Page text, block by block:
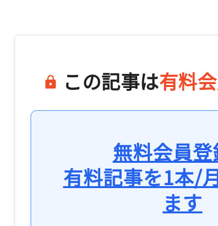
この記事は有料
無料会員
有料記事を1本/
ます